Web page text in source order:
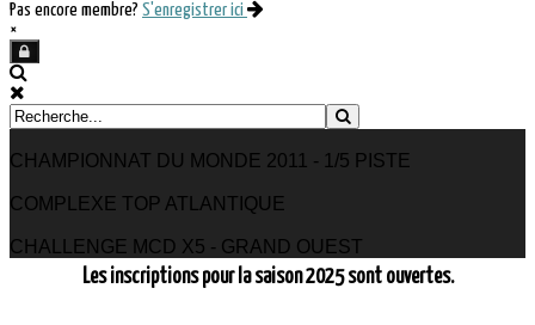
Pas encore membre? S'enregistrer ici
×
CHAMPIONNAT DU MONDE 2011 - 1/5 PISTE
COMPLEXE TOP ATLANTIQUE
CHALLENGE MCD X5 - GRAND OUEST
Les inscriptions pour la saison 2025 sont ouvertes.